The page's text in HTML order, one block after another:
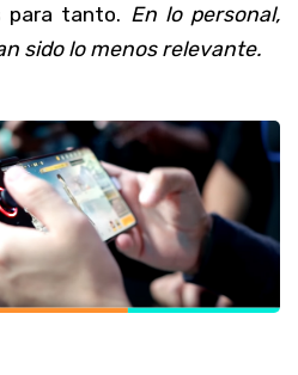
para tanto. En lo personal,
sido lo menos relevante.